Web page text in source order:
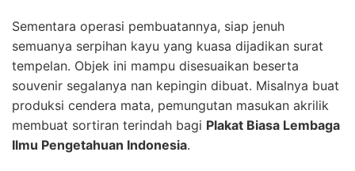
Sementara operasi pembuatannya, siap jenuh
semuanya serpihan kayu yang kuasa dijadikan surat
tempelan. Objek ini mampu disesuaikan beserta
souvenir segalanya nan kepingin dibuat. Misalnya buat
produksi cendera mata, pemungutan masukan akrilik
membuat sortiran terindah bagi Plakat Biasa Lembaga
Ilmu Pengetahuan Indonesia.